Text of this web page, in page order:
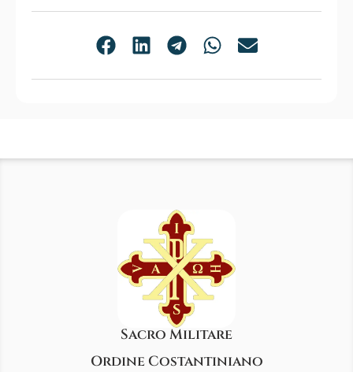
Sacro Militare
Ordine Costantiniano